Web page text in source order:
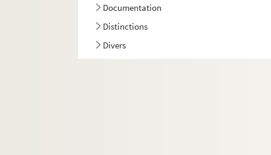
Documentation
Distinctions
Divers